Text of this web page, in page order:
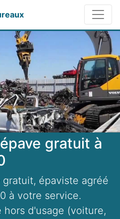
gratuit à
épaviste agréé
à votre service.
d'usage (voiture,